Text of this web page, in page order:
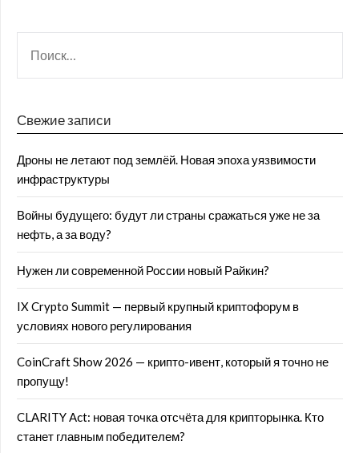
Свежие записи
Дроны не летают под землёй. Новая эпоха уязвимости
инфраструктуры
Войны будущего: будут ли страны сражаться уже не за
нефть, а за воду?
Нужен ли современной России новый Райкин?
IX Crypto Summit — первый крупный криптофорум в
условиях нового регулирования
CoinCraft Show 2026 — крипто-ивент, который я точно не
пропущу!
CLARITY Act: новая точка отсчёта для крипторынка. Кто
станет главным победителем?